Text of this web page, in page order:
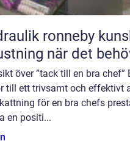
ronneby kunskap, service och rätt
när det
över ”tack till en bra
till ett trivsamt och effektivt
för en bra chefs
en positi...